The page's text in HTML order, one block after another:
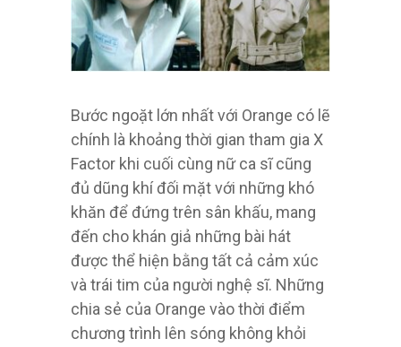
Bước ngoặt lớn nhất với Orange có lẽ
chính là khoảng thời gian tham gia X
Factor khi cuối cùng nữ ca sĩ cũng
đủ dũng khí đối mặt với những khó
khăn để đứng trên sân khấu, mang
đến cho khán giả những bài hát
được thể hiện bằng tất cả cảm xúc
và trái tim của người nghệ sĩ. Những
chia sẻ của Orange vào thời điểm
chương trình lên sóng không khỏi